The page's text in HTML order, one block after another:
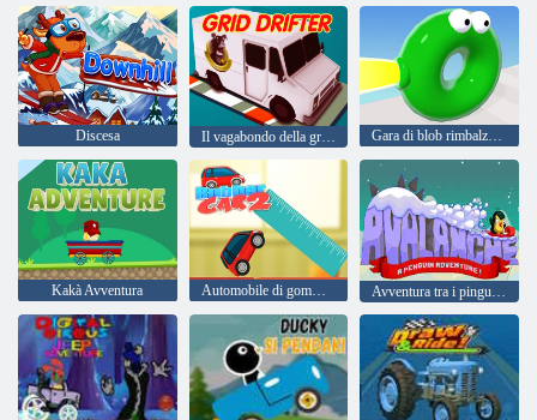
Discesa Il vagabondo della griglia Gara di blob rimbalzanti: corsa a ostacoli
Kakà Avventura Automobile di gomma 2 Avventura tra i pinguini delle valanghe!